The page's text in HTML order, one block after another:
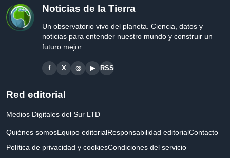
Noticias de la Tierra
Un observatorio vivo del planeta. Ciencia, datos y
noticias para entender nuestro mundo y construir un
futuro mejor.
f X ◎ ▶ RSS
Red editorial
Medios Digitales del Sur LTD
Quiénes somosEquipo editorialResponsabilidad editorialContacto
Política de privacidad y cookiesCondiciones del servicio